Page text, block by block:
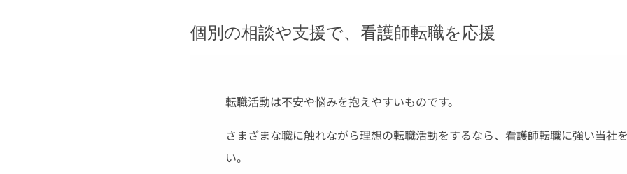
個別の相談や支援で、看護師転職を応援
転職活動は不安や悩みを抱えやすいものです。
さまざまな職に触れながら理想の転職活動をするなら、看護師転職に強い当社
い。